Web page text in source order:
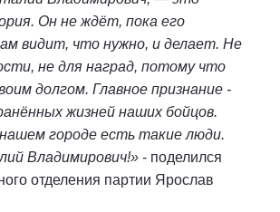
Он не ждёт, пока его
видит, что нужно, и делает. Не
не для наград, потому что
долгом. Главное признание -
жизней наших бойцов.
городе есть такие люди.
Владимирович!» - поделился
отделения партии Ярослав